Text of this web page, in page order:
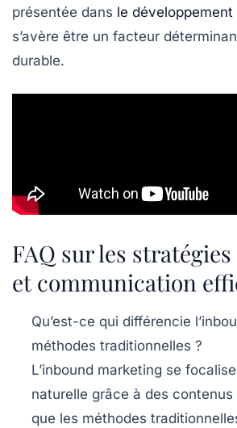
présentée dans le
s’avère être un facteur
durable.
FAQ sur les
et communication
Qu’est-ce qui différencie
méthodes traditionnelles ?
L’inbound marketing se
naturelle grâce à des
que les méthodes